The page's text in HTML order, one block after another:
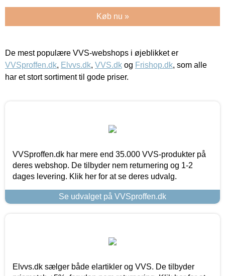
Køb nu »
De mest populære VVS-webshops i øjeblikket er
VVSproffen.dk, Elvvs.dk, VVS.dk og Frishop.dk, som alle
har et stort sortiment til gode priser.
VVSproffen.dk har mere end 35.000 VVS-produkter på
deres webshop. De tilbyder nem returnering og 1-2
dages levering. Klik her for at se deres udvalg.
Se udvalget på VVSproffen.dk
Elvvs.dk sælger både elartikler og VVS. De tilbyder